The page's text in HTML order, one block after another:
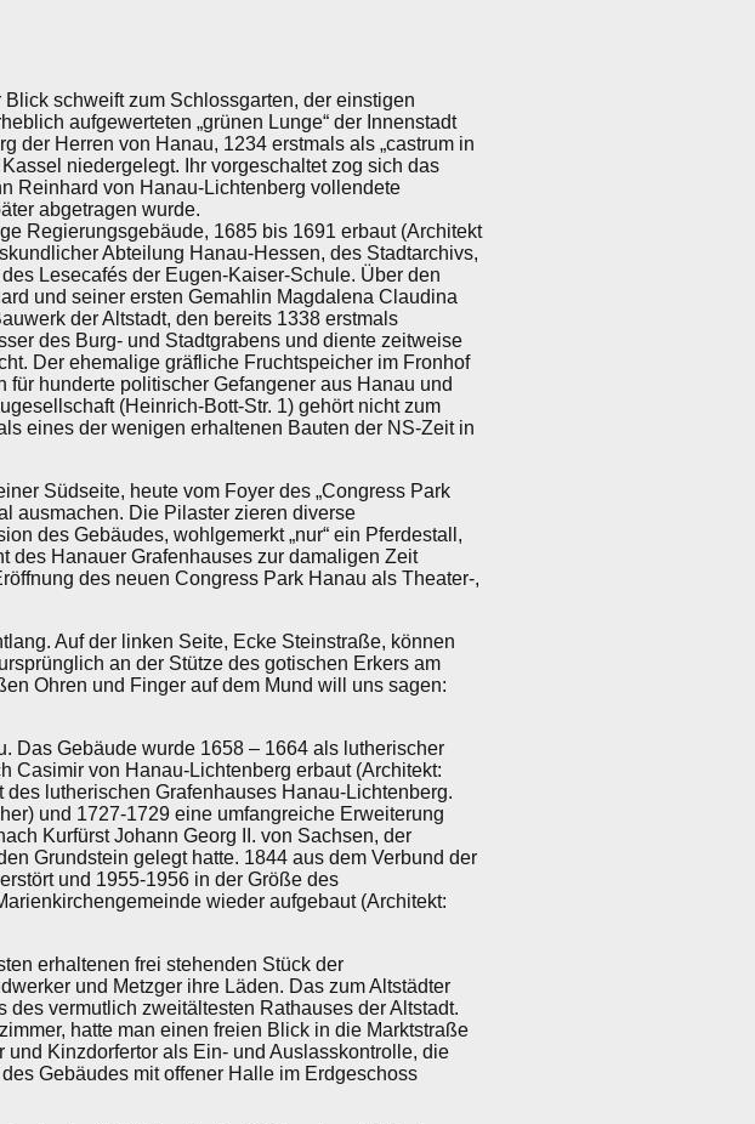
schweift zum Schlossgarten, der einstigen
aufgewerteten „grünen Lunge“ der Innenstadt
der Herren von Hanau, 1234 erstmals als „castrum in
niedergelegt. Ihr vorgeschaltet zog sich das
Reinhard von Hanau-Lichtenberg vollendete
abgetragen wurde.
Regierungsgebäude, 1685 bis 1691 erbaut (Architekt
Abteilung Hanau-Hessen, des Stadtarchivs,
Lesecafés der Eugen-Kaiser-Schule. Über den
und seiner ersten Gemahlin Magdalena Claudina
der Altstadt, den bereits 1338 erstmals
des Burg- und Stadtgrabens und diente zeitweise
Der ehemalige gräfliche Fruchtspeicher im Fronhof
hunderte politischer Gefangener aus Hanau und
(Heinrich-Bott-Str. 1) gehört nicht zum
eines der wenigen erhaltenen Bauten der NS-Zeit in
Südseite, heute vom Foyer des „Congress Park
ausmachen. Die Pilaster zieren diverse
des Gebäudes, wohlgemerkt „nur“ ein Pferdestall,
des Hanauer Grafenhauses zur damaligen Zeit
des neuen Congress Park Hanau als Theater-,
Auf der linken Seite, Ecke Steinstraße, können
an der Stütze des gotischen Erkers am
Ohren und Finger auf dem Mund will uns sagen:
Das Gebäude wurde 1658 – 1664 als lutherischer
Casimir von Hanau-Lichtenberg erbaut (Architekt:
lutherischen Grafenhauses Hanau-Lichtenberg.
und 1727-1729 eine umfangreiche Erweiterung
Kurfürst Johann Georg II. von Sachsen, der
Grundstein gelegt hatte. 1844 aus dem Verbund der
und 1955-1956 in der Größe des
wieder aufgebaut (Architekt:
erhaltenen frei stehenden Stück der
und Metzger ihre Läden. Das zum Altstädter
vermutlich zweitältesten Rathauses der Altstadt.
hatte man einen freien Blick in die Marktstraße
Kinzdorfertor als Ein- und Auslasskontrolle, die
Gebäudes mit offener Halle im Erdgeschoss